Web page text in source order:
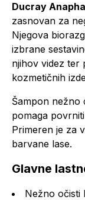
Ducray
zasnovan za
Njegova
izbrane
njihov videz ter
kozmetičnih
Šampon nežno
pomaga
Primeren je za
barvane lase.
Glavne
Nežno očisti